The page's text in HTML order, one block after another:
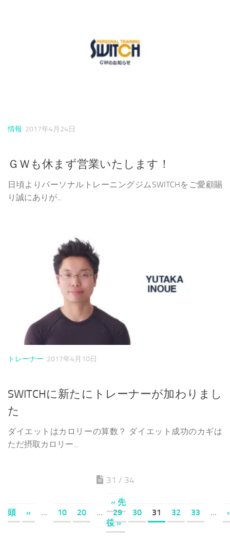
情報 2017年4月24日
ＧＷも休まず営業いたします！
日頃よりパーソナルトレーニングジムSWITCHをご愛顧賜
り誠にありが...
トレーナー 2017年4月10日
SWITCHに新たにトレーナーが加わりまし
た
ダイエットはカロリーの算数？ ダイエット成功のカギは
ただ摂取カロリー...
31 / 34
« 先
頭
« ... 10 20 ... 29 30 31 32 33 ...
後 »